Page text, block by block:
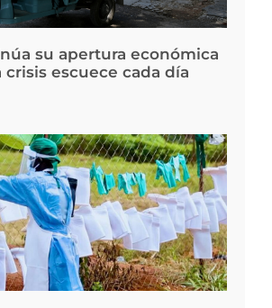
su apertura económica
crisis escuece cada día